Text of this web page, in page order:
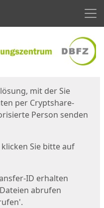
mit der Sie
per Cryptshare-
Person senden
Sie bitte auf
ID erhalten
abrufen